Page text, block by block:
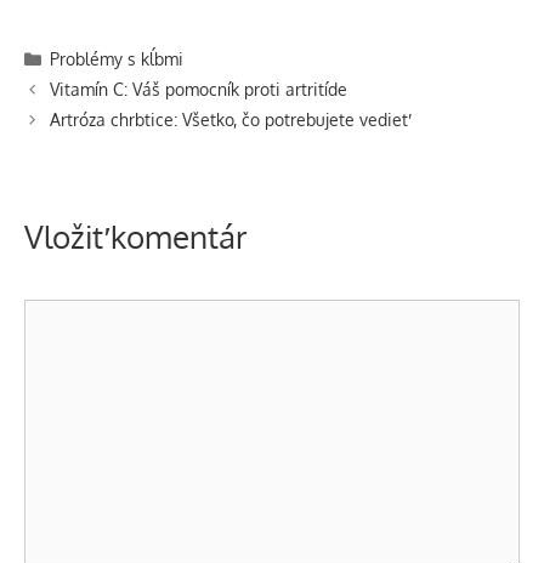
Kategórie
Problémy s kĺbmi
Navigácia
článkami
Vitamín C: Váš pomocník proti artritíde
Artróza chrbtice: Všetko, čo potrebujete vedieť
Vložiť komentár